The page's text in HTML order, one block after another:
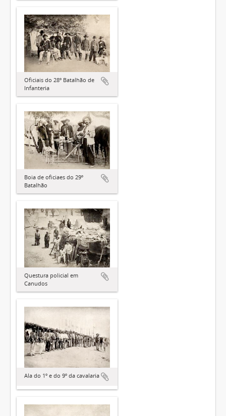
Oficiais do 28º Batalhão de
Infanteria
Boia de oficiaes do 29º
Batalhão
Questura policial em
Canudos
Ala do 1º e do 9º da cavalaria